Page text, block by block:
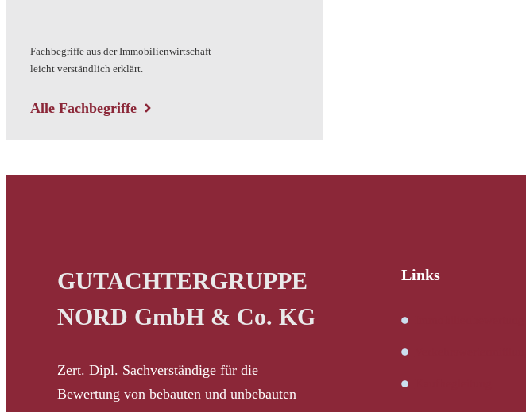
Fachbegriffe aus der Immobilienwirtschaft
leicht verständlich erklärt.
Alle Fachbegriffe
GUTACHTERGRUPPE
NORD GmbH & Co. KG
Zert. Dipl. Sachverständige für die
Bewertung von bebauten und unbebauten
Links